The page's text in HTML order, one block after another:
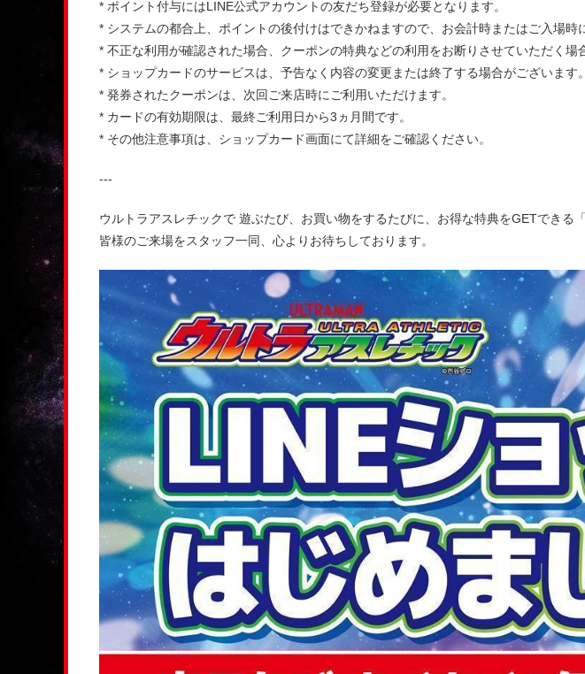
* ポイント付与にはLINE公式アカウントの友だち登録が必要となります。
* システムの都合上、ポイントの後付けはできかねますので、お会計時またはご入場時
* 不正な利用が確認された場合、クーポンの特典などの利用をお断りさせていただく場
* ショップカードのサービスは、予告なく内容の変更または終了する場合がございます
* 発券されたクーポンは、次回ご来店時にご利用いただけます。
* カードの有効期限は、最終ご利用日から3ヵ月間です。
* その他注意事項は、ショップカード画面にて詳細をご確認ください。
---
ウルトラアスレチックで 遊ぶたび、お買い物をするたびに、お得な特典をGETできる
皆様のご来場をスタッフ一同、心よりお待ちしております。